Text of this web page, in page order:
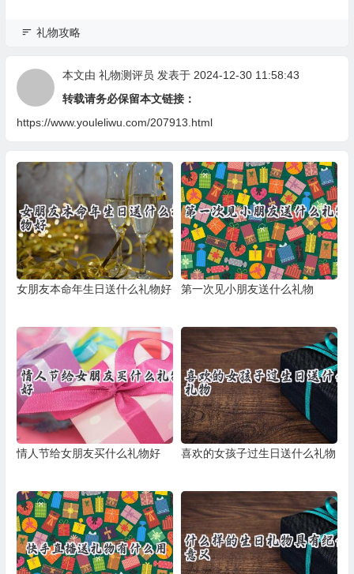
礼物攻略
本文由 礼物测评员 发表于 2024-12-30 11:58:43
转载请务必保留本文链接：
https://www.youleliwu.com/207913.html
女朋友本命年生日送什么礼物好 第一次见小朋友送什么礼物
情人节给女朋友买什么礼物好 喜欢的女孩子过生日送什么礼物